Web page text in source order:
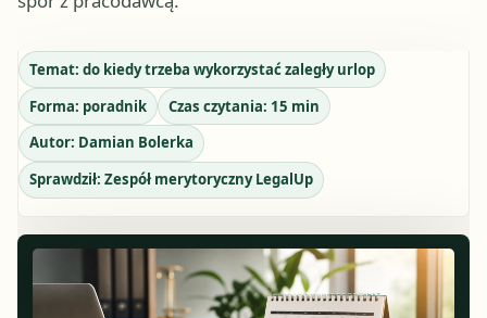
Temat: do kiedy trzeba wykorzystać zaległy urlop
Forma: poradnik Czas czytania: 15 min
Autor: Damian Bolerka
Sprawdził: Zespół merytoryczny LegalUp